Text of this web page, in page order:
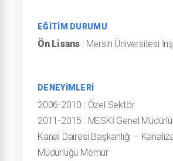
EĞİTİM DURUMU
Ön Lisans : Mersin Üniversitesi
DENEYİMLERİ
2006-2010 : Özel Sektör
2011-2015 : MESKİ Genel
Kanal Dairesi Başkanlığı –
Müdürlüğü Memur